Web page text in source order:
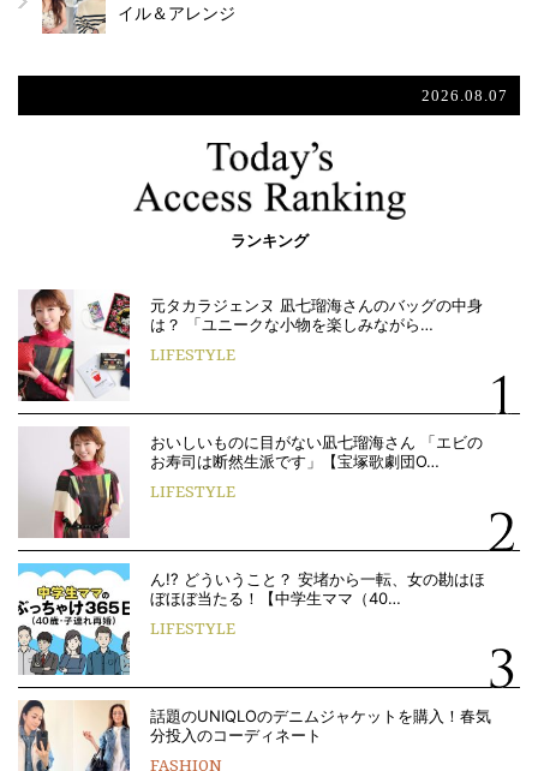
イル＆アレンジ
2026.08.07
ランキング
元タカラジェンヌ 凪七瑠海さんのバッグの中身
は？ 「ユニークな小物を楽しみながら…
LIFESTYLE
おいしいものに目がない凪七瑠海さん 「エビの
お寿司は断然生派です」【宝塚歌劇団O…
LIFESTYLE
ん!? どういうこと？ 安堵から一転、女の勘はほ
ぼほぼ当たる！【中学生ママ（40…
LIFESTYLE
話題のUNIQLOのデニムジャケットを購入！春気
分投入のコーディネート
FASHION